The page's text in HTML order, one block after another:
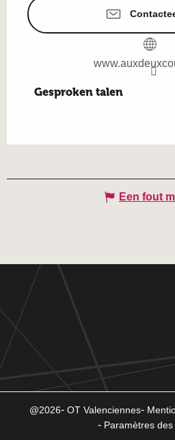
Gesproken talen
Gesproken talen
Een fout
@2026 OT Valenciennes
Paramètres